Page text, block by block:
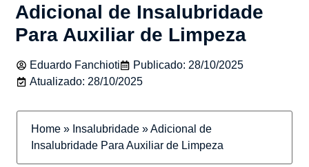
Adicional de Insalubridade
Para Auxiliar de Limpeza
Eduardo Fanchioti Publicado: 28/10/2025
Atualizado: 28/10/2025
Home » Insalubridade »Adicional de
Insalubridade Para Auxiliar de Limpeza